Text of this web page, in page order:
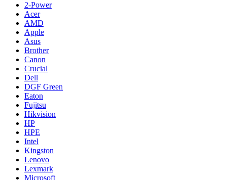
2-Power
Acer
AMD
Apple
Asus
Brother
Canon
Crucial
Dell
DGF Green
Eaton
Fujitsu
Hikvision
HP
HPE
Intel
Kingston
Lenovo
Lexmark
Microsoft